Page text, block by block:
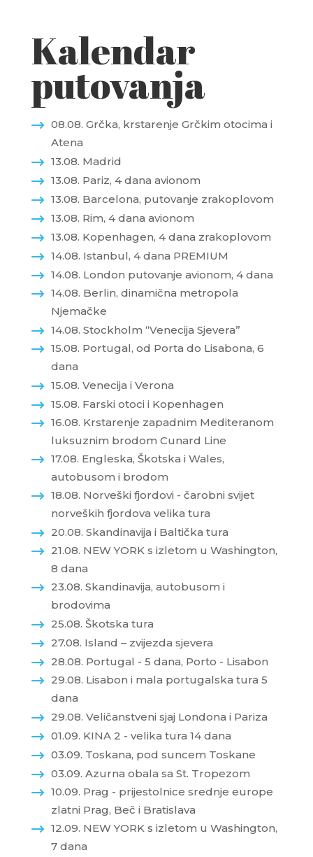
Kalendar
putovanja
08.08. Grčka, krstarenje Grčkim otocima i
Atena
13.08. Madrid
13.08. Pariz, 4 dana avionom
13.08. Barcelona, putovanje zrakoplovom
13.08. Rim, 4 dana avionom
13.08. Kopenhagen, 4 dana zrakoplovom
14.08. Istanbul, 4 dana PREMIUM
14.08. London putovanje avionom, 4 dana
14.08. Berlin, dinamična metropola
Njemačke
14.08. Stockholm “Venecija Sjevera”
15.08. Portugal, od Porta do Lisabona, 6
dana
15.08. Venecija i Verona
15.08. Farski otoci i Kopenhagen
16.08. Krstarenje zapadnim Mediteranom
luksuznim brodom Cunard Line
17.08. Engleska, Škotska i Wales,
autobusom i brodom
18.08. Norveški fjordovi - čarobni svijet
norveških fjordova velika tura
20.08. Skandinavija i Baltička tura
21.08. NEW YORK s izletom u Washington,
8 dana
23.08. Skandinavija, autobusom i
brodovima
25.08. Škotska tura
27.08. Island – zvijezda sjevera
28.08. Portugal - 5 dana, Porto - Lisabon
29.08. Lisabon i mala portugalska tura 5
dana
29.08. Veličanstveni sjaj Londona i Pariza
01.09. KINA 2 - velika tura 14 dana
03.09. Toskana, pod suncem Toskane
03.09. Azurna obala sa St. Tropezom
10.09. Prag - prijestolnice srednje europe
zlatni Prag, Beč i Bratislava
12.09. NEW YORK s izletom u Washington,
7 dana